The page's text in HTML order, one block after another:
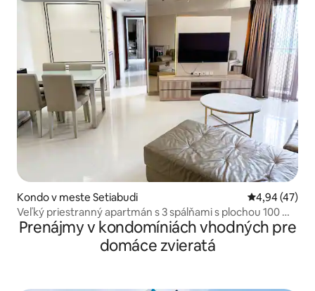
Kondo v meste Setiabudi Priemerné
4,94 (47)
Veľký priestranný apartmán s 3 spálňami s plochou 100 m²
hneď vedľa Lipo Nusantar
Prenájmy v kondomíniách vhodných pre
domáce zvieratá